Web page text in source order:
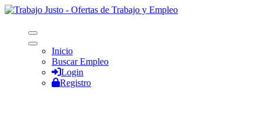
Inicio
Buscar Empleo
Login
Registro